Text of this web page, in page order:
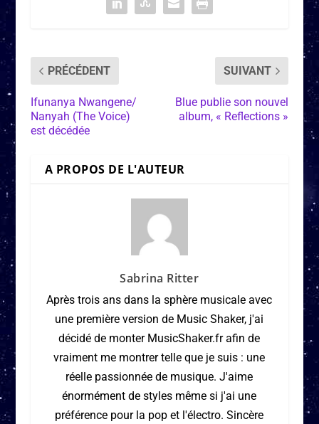
PRÉCÉDENT
Ifunanya Nwangene/
Nanyah (The Voice)
est décédée
SUIVANT
Blue publie son nouvel
album, « Reflections »
A PROPOS DE L'AUTEUR
Sabrina Ritter
Après trois ans dans la sphère musicale avec
une première version de Music Shaker, j'ai
décidé de monter MusicShaker.fr afin de
vraiment me montrer telle que je suis : une
réelle passionnée de musique. J'aime
énormément de styles même si j'ai une
préférence pour la pop et l'électro. Sincère